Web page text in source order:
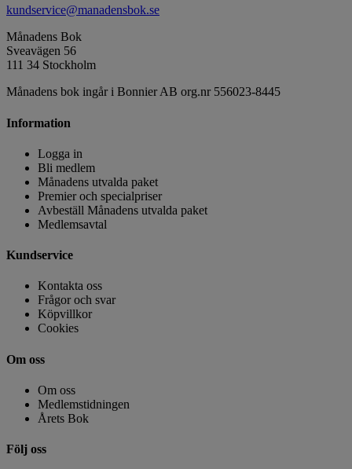
kundservice@manadensbok.se
Månadens Bok
Sveavägen 56
111 34 Stockholm
Månadens bok ingår i Bonnier AB org.nr 556023-8445
Information
Logga in
Bli medlem
Månadens utvalda paket
Premier och specialpriser
Avbeställ Månadens utvalda paket
Medlemsavtal
Kundservice
Kontakta oss
Frågor och svar
Köpvillkor
Cookies
Om oss
Om oss
Medlemstidningen
Årets Bok
Följ oss